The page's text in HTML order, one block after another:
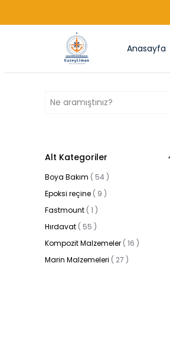
Anasayfa
Alt Kategoriler
Boya Bakım ( 54 )
Epoksi reçine ( 9 )
Fastmount ( 1 )
Hırdavat ( 55 )
Kompozit Malzemeler ( 16 )
Marin Malzemeleri ( 27 )